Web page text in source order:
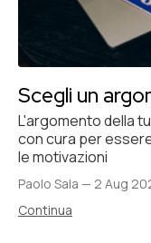
Scegli un
L'argomento della
con cura per
le motivazioni
Paolo Sala — 2 Aug
Continua